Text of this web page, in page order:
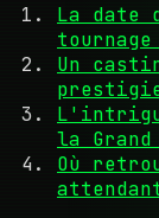
La date
Un
la
Où